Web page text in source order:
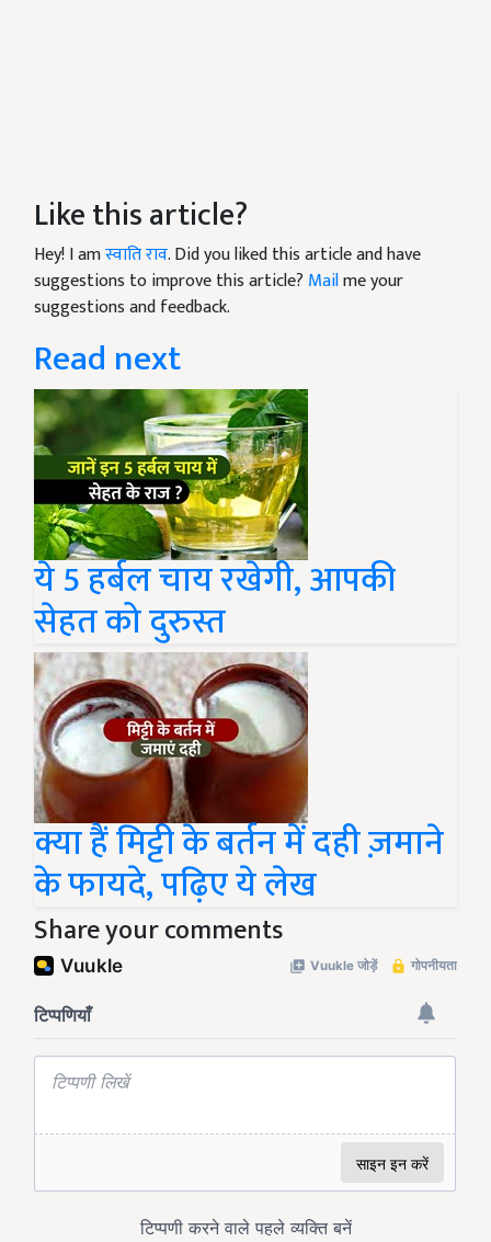
Like this article?
Hey! I amस्वाति राव. Did you liked this article and have
suggestions to improve this article? Mailme your
suggestions and feedback.
Read next
ये 5 हर्बल चाय रखेगी, आपकी
सेहत को दुरुस्त
क्या हैं मिट्टी के बर्तन में दही ज़माने
के फायदे, पढ़िए ये लेख
Share your comments